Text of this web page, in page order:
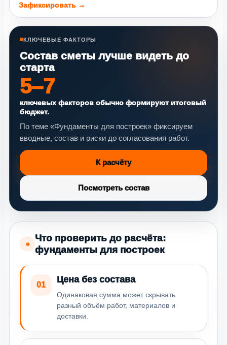
Зафиксировать →
КЛЮЧЕВЫЕ ФАКТОРЫ
Состав сметы лучше видеть до
старта
5–7
ключевых факторов обычно формируют итоговый
бюджет.
По теме «Фундаменты для построек» фиксируем
вводные, состав и риски до согласования работ.
К расчёту
Посмотреть состав
●
Что проверить до расчёта:
фундаменты для построек
01
Цена без состава
Одинаковая сумма может скрывать
разный объём работ, материалов и
доставки.